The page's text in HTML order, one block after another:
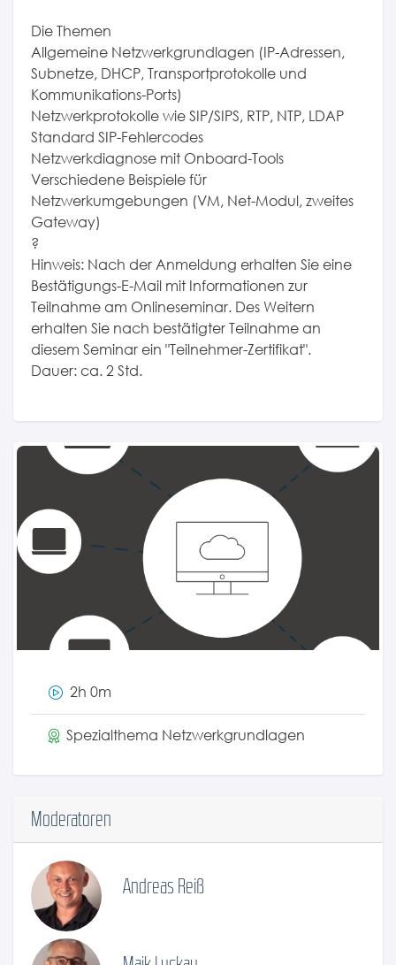
Die Themen
Allgemeine Netzwerkgrundlagen (IP-Adressen,
Subnetze, DHCP, Transportprotokolle und
Kommunikations-Ports)
Netzwerkprotokolle wie SIP/SIPS, RTP, NTP, LDAP
Standard SIP-Fehlercodes
Netzwerkdiagnose mit Onboard-Tools
Verschiedene Beispiele für
Netzwerkumgebungen (VM, Net-Modul, zweites
Gateway)
?
Hinweis: Nach der Anmeldung erhalten Sie eine
Bestätigungs-E-Mail mit Informationen zur
Teilnahme am Onlineseminar. Des Weitern
erhalten Sie nach bestätigter Teilnahme an
diesem Seminar ein "Teilnehmer-Zertifikat".
Dauer: ca. 2 Std.
2h 0m
Spezialthema Netzwerkgrundlagen
Moderatoren
Andreas Reiß